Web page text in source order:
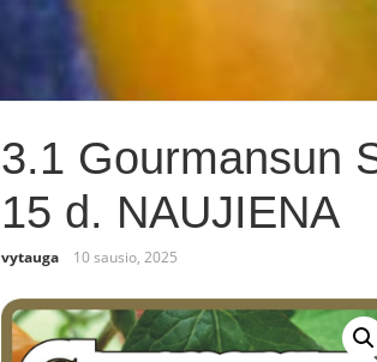
3.1 Gourmansun
15 d. NAUJIENA
vytauga 10 sausio, 2025